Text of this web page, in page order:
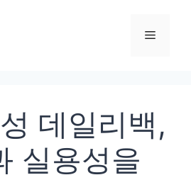
메
데일리백,
실용성을